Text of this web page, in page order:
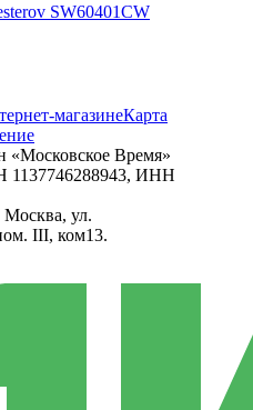
SW60401CW
магазинеКарта
«Московское Время»
ИНН
Москва, ул.
III, ком13.